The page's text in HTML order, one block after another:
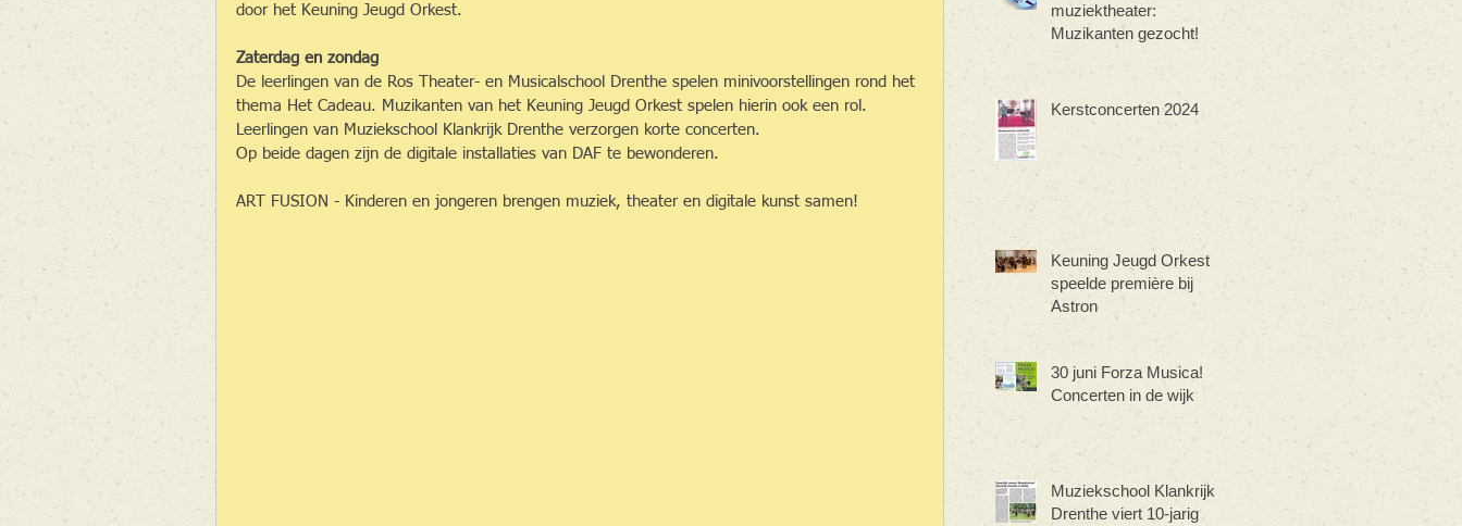
door het Keuning Jeugd Orkest.
Zaterdag en zondag
De leerlingen van de Ros Theater- en Musicalschool Drenthe spelen minivoorstellingen rond het
thema Het Cadeau. Muzikanten van het Keuning Jeugd Orkest spelen hierin ook een rol.
Leerlingen van Muziekschool Klankrijk Drenthe verzorgen korte concerten.
Op beide dagen zijn de digitale installaties van DAF te bewonderen.
ART FUSION - Kinderen en jongeren brengen muziek, theater en digitale kunst samen!
muziektheater:
Muzikanten gezocht!
Kerstconcerten 2024
Keuning Jeugd Orkest
speelde première bij
Astron
30 juni Forza Musica!
Concerten in de wijk
Muziekschool Klankrijk
Drenthe viert 10-jarig